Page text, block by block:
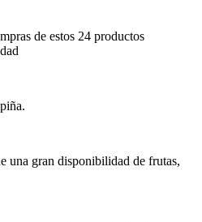
de estos 24 productos
una gran disponibilidad de frutas,